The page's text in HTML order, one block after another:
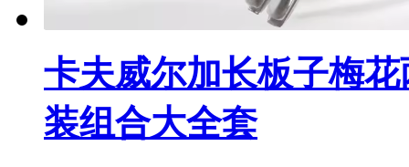
卡夫威尔加长板子梅
装组合大全套